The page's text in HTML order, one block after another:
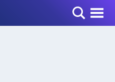
Toggle Menu